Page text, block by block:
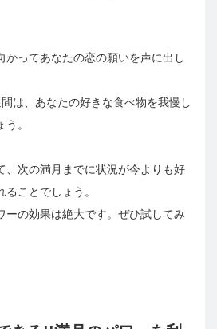
かってあなたの恋の願いを声に出し
は、あなたの好きな食べ物を我慢し
。
、次の満月までに状況が今よりも好
ことでしょう。
ーの効果は絶大です。ぜひ試してみ